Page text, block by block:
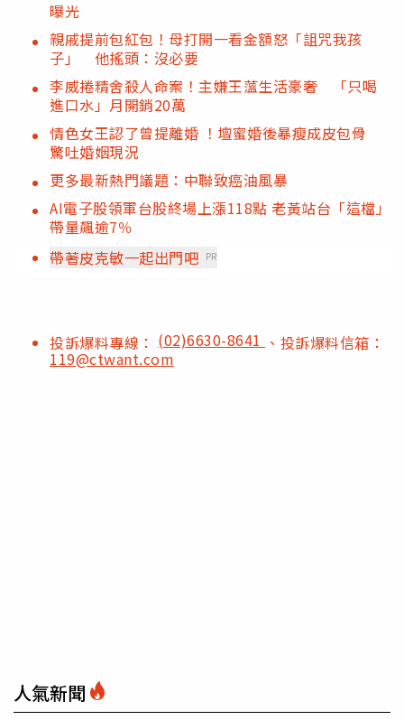
曝光
親戚提前包紅包！母打開一看金額怒「詛咒我孩
子」 他搖頭：沒必要
李威捲精舍殺人命案！主嫌王薀生活豪奢 「只喝
進口水」月開銷20萬
情色女王認了曾提離婚 ！壇蜜婚後暴瘦成皮包骨
驚吐婚姻現況
更多最新熱門議題：中聯致癌油風暴
AI電子股領軍台股終場上漲118點 老黃站台「這檔」
帶量飆逾7％
帶著皮克敏一起出門吧 PR
投訴爆料專線： (02)6630-8641 、投訴爆料信箱：
119@ctwant.com
人氣新聞